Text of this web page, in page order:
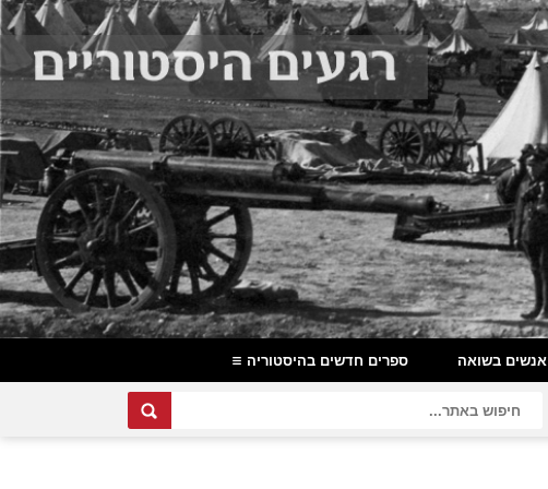
אנשים בשואה ספרים חדשים בהיסטוריה